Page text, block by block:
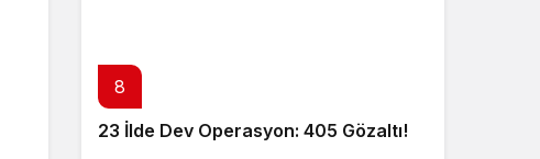
8
23 İlde Dev Operasyon: 405 Gözaltı!